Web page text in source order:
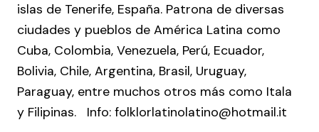
islas de Tenerife, España. Patrona de diversas
ciudades y pueblos de América Latina como
Cuba, Colombia, Venezuela, Perú, Ecuador,
Bolivia, Chile, Argentina, Brasil, Uruguay,
Paraguay, entre muchos otros más como Itala
y Filipinas. Info: folklorlatinolatino@hotmail.it